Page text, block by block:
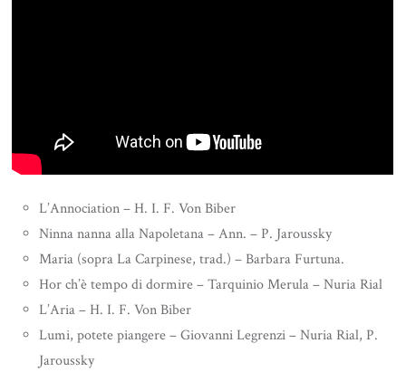
L’Annociation – H. I. F. Von Biber
Ninna nanna alla Napoletana – Ann. – P. Jaroussky
Maria (sopra La Carpinese, trad.) – Barbara Furtuna.
Hor ch’è tempo di dormire – Tarquinio Merula – Nuria Rial
L’Aria – H. I. F. Von Biber
Lumi, potete piangere – Giovanni Legrenzi – Nuria Rial, P.
Jaroussky